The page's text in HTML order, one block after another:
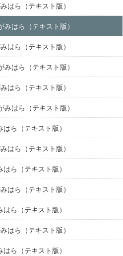
ら（テキスト版）
はら（テキスト版）
ら（テキスト版）
はら（テキスト版）
ら（テキスト版）
はら（テキスト版）
ら（テキスト版）
ら（テキスト版）
ら（テキスト版）
ら（テキスト版）
ら（テキスト版）
ら（テキスト版）
ら（テキスト版）